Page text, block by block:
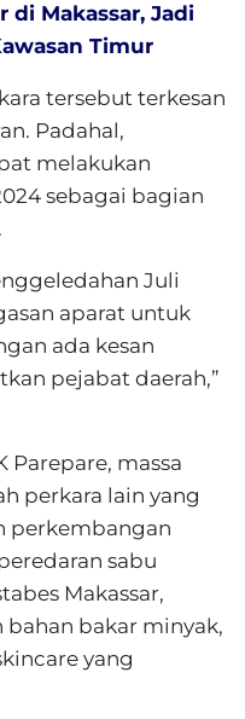
di Makassar, Jadi
Timur
tersebut terkesan
Padahal,
melakukan
sebagai bagian
Juli
aparat untuk
ada kesan
pejabat daerah,”
Parepare, massa
perkara lain yang
perkembangan
sabu
Makassar,
bakar minyak,
yang